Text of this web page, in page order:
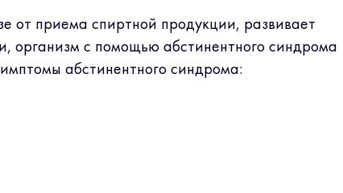
от приема спиртной продукции, развивает
организм с помощью абстинентного синдрома
абстинентного синдрома: